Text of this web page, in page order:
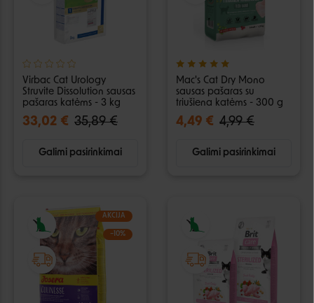
Virbac Cat Urology
Struvite Dissolution sausas
pašaras katėms - 3 kg
33,02 € 35,89 €
Galimi pasirinkimai
Mac's Cat Dry Mono
sausas pašaras su
triušiena katėms - 300 g
4,49 € 4,99 €
Galimi pasirinkimai
AKCIJA
−10%